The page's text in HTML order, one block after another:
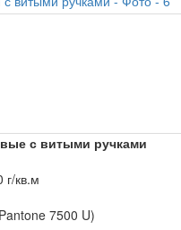
с витыми ручками
кв.м
7500 U)